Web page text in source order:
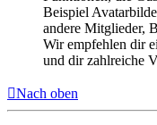
Beispiel
andere Mitglieder,
Wir empfehlen dir
und dir zahlreiche
Nach oben